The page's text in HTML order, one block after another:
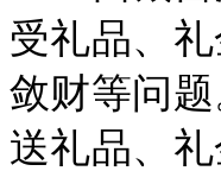
受礼品、
敛财等问
送礼品、